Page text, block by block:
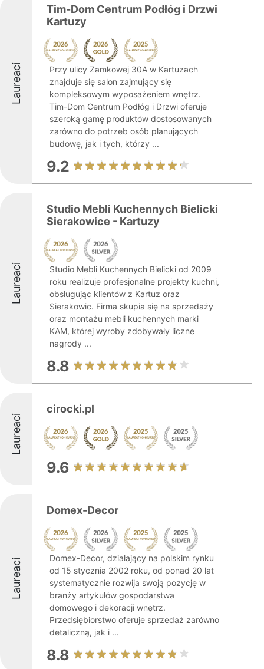
Laureaci
Tim-Dom Centrum Podłóg i Drzwi
Kartuzy
Przy ulicy Zamkowej 30A w Kartuzach
znajduje się salon zajmujący się
kompleksowym wyposażeniem wnętrz.
Tim-Dom Centrum Podłóg i Drzwi oferuje
szeroką gamę produktów dostosowanych
zarówno do potrzeb osób planujących
budowę, jak i tych, którzy ...
9.2
Laureaci
Studio Mebli Kuchennych Bielicki
Sierakowice - Kartuzy
Studio Mebli Kuchennych Bielicki od 2009
roku realizuje profesjonalne projekty kuchni,
obsługując klientów z Kartuz oraz
Sierakowic. Firma skupia się na sprzedaży
oraz montażu mebli kuchennych marki
KAM, której wyroby zdobywały liczne
nagrody ...
8.8
Laureaci
cirocki.pl
9.6
Laureaci
Domex-Decor
Domex-Decor, działający na polskim rynku
od 15 stycznia 2002 roku, od ponad 20 lat
systematycznie rozwija swoją pozycję w
branży artykułów gospodarstwa
domowego i dekoracji wnętrz.
Przedsiębiorstwo oferuje sprzedaż zarówno
detaliczną, jak i ...
8.8